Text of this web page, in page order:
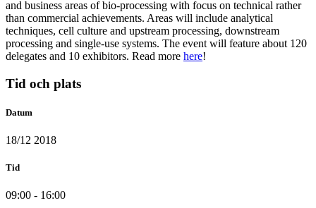
and business areas of bio-processing with focus on technical rather
than commercial achievements. Areas will include analytical
techniques, cell culture and upstream processing, downstream
processing and single-use systems. The event will feature about 120
delegates and 10 exhibitors. Read more here!
Tid och plats
Datum
18/12 2018
Tid
09:00 - 16:00